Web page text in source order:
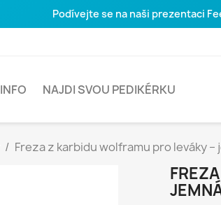
Podívejte se na naši prezentaci
INFO NAJDI SVOU PEDIKÉRKU
Freza z karbidu wolframu pro leváky –